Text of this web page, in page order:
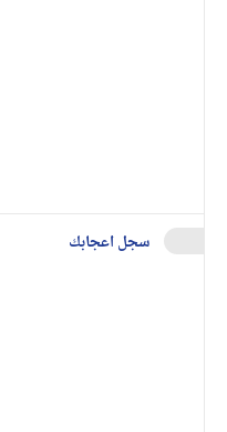
سجل اعجابك